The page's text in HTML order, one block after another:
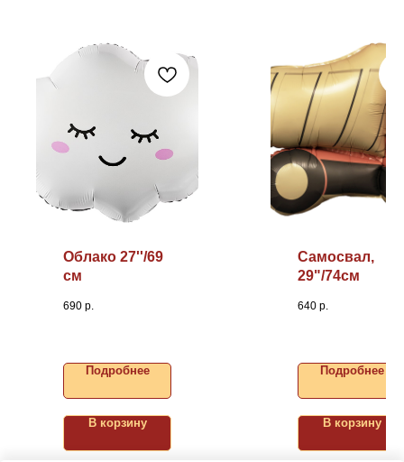
Облако 27''/69
см
690 р.
Подробнее
В корзину
Самосвал,
29"/74см
640 р.
Подробнее
В корзину